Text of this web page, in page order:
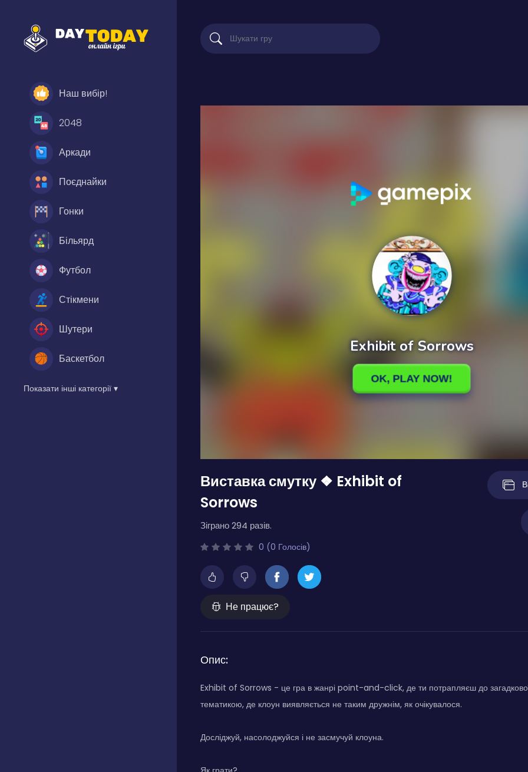
Наш вибір!
2048
Аркади
Поєднайки
Гонки
Більярд
Футбол
Стікмени
Шутери
Баскетбол
Показати інші категорії ▾
Виставка смутку ❖ Exhibit of
Sorrows
Зіграно 294 разів.
0 (0 Голосів)
Не працює?
Опис:
Exhibit of Sorrows - це гра в жанрі point-and-click, де ти потрапляєш до
тематикою, де клоун виявляється не таким дружнім, як очікувалося.
Досліджуй, насолоджуйся і не засмучуй клоуна.